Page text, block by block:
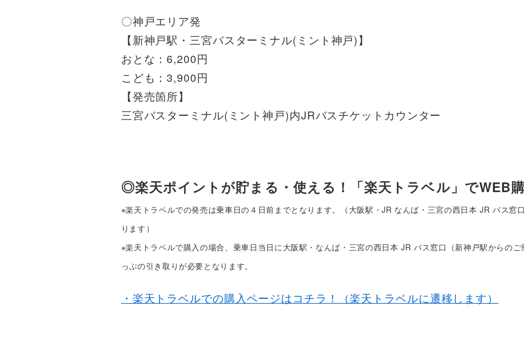
〇神戸エリア発
【新神戸駅・三宮バスターミナル(ミント神戸)】
おとな：6,200円
こども：3,900円
【発売箇所】
三宮バスターミナル(ミント神戸)内JRバスチケットカウンター
◎楽天ポイントが貯まる・使える！「楽天トラベル」でWEB購
※楽天トラベルでの発売は乗車日の４日前までとなります。（大阪駅・JR なんば・三宮の西日本 JR バス窓
ります）
※楽天トラベルで購入の場合、乗車日当日に大阪駅・なんば・三宮の西日本 JR バス窓口（新神戸駅からの
っぷの引き取りが必要となります。
・楽天トラベルでの購入ページはコチラ！（楽天トラベルに遷移します）